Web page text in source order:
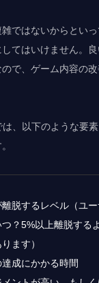
ではないからとい
てはいけません。
で、ゲーム内容の
、以下のような要
脱するレベル（ユ
？5%以上離脱する
ます）
成にかかる時間